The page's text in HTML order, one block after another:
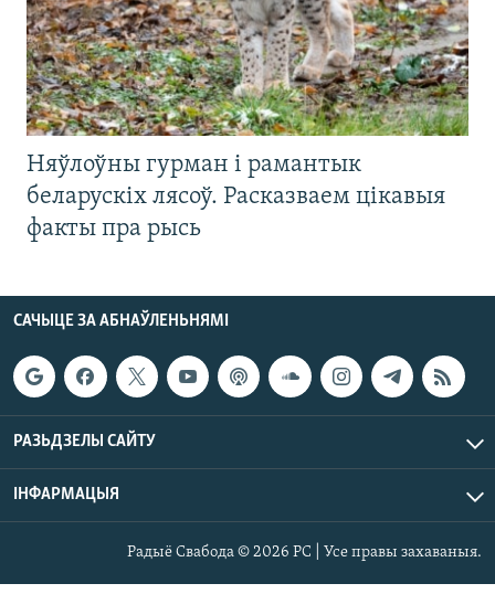
Няўлоўны гурман і рамантык
беларускіх лясоў. Расказваем цікавыя
факты пра рысь
САЧЫЦЕ ЗА АБНАЎЛЕНЬНЯМІ
РАЗЬДЗЕЛЫ САЙТУ
ІНФАРМАЦЫЯ
Радыё Свабода © 2026 РС | Усе правы захаваныя.